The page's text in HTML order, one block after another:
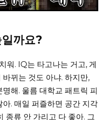
까요?
워. IQ는 타고나는 거고, 게
뀌는 것도 아냐. 하지만,
해. 울름 대학교 패트릭 피
. 매일 퍼즐하면 공간 지각
종류 안 가리고 다 좋아. 그